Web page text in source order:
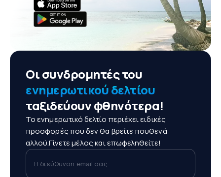
Οι συνδρομητές του
ενημερωτικού δελτίου
ταξιδεύουν φθηνότερα!
Το ενημερωτικό δελτίο περιέχει ειδικές
προσφορές που δεν θα βρείτε πουθενά
αλλού.Γίνετε μέλος και επωφεληθείτε!
Η διεύθυνση email σας